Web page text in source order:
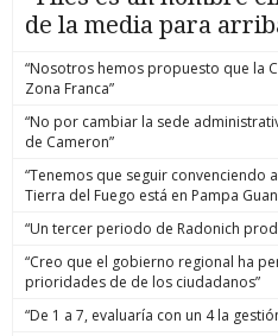
de la media para
“Nosotros hemos propuesto que la
Zona Franca”
“No por cambiar la sede
de Cameron”
“Tenemos que seguir
Tierra del Fuego está en Pampa
“Un tercer periodo de Radonich
“Creo que el gobierno regional ha
prioridades de de los ciudadanos”
“De 1 a 7, evaluaría con un 4 la